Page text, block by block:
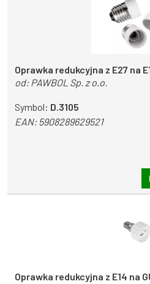
Oprawka redukcyjna z E27 na
od: PAWBOL Sp. z o.o.
Symbol: D.3105
EAN:5908289629521
Oprawka redukcyjna z E14 na